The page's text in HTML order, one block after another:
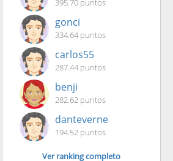
395.70 puntos
gonci
334.64 puntos
carlos55
287.44 puntos
benji
282.62 puntos
danteverne
194.52 puntos
Ver ranking completo